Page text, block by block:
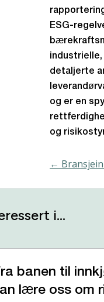
ESG-
detaljerte
og er en
og
←
i…
banen til
lære oss om